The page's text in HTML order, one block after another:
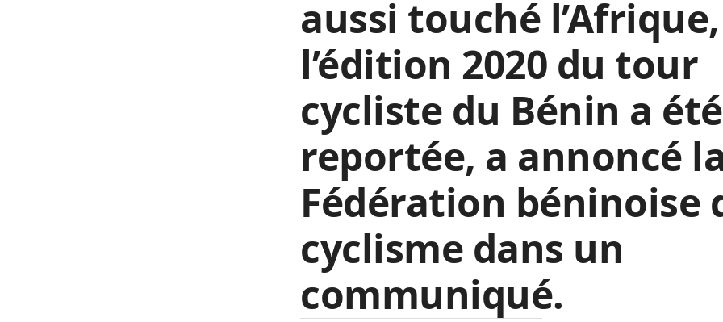
aussi touché l’Afrique,
l’édition 2020 du tour
cycliste du Bénin a été
reportée, a annoncé
Fédération béninoise
cyclisme dans un
communiqué.